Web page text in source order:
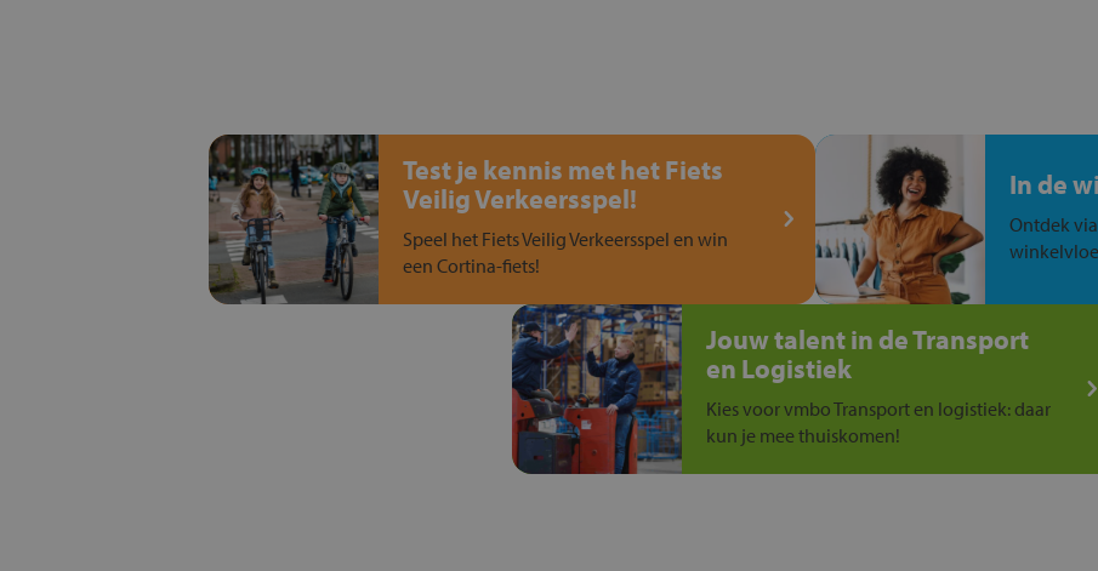
Test je kennis met het Fiets
Veilig Verkeersspel!
Speel het Fiets Veilig Verkeersspel en win
een Cortina-fiets!
In de
Ontdek
Jouw talent in de Transport
en Logistiek
Kies voor vmbo Transport en logistiek: daar
kun je mee thuiskomen!